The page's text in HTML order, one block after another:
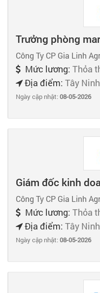
Trưởng phòng
Công Ty CP Gia Linh
Mức lương: Thỏa
Địa điểm: Tây Ninh
Ngày cập nhật:08-05-2026
Giám đốc kinh
Công Ty CP Gia Linh
Mức lương: Thỏa
Địa điểm: Tây Ninh
Ngày cập nhật:08-05-2026